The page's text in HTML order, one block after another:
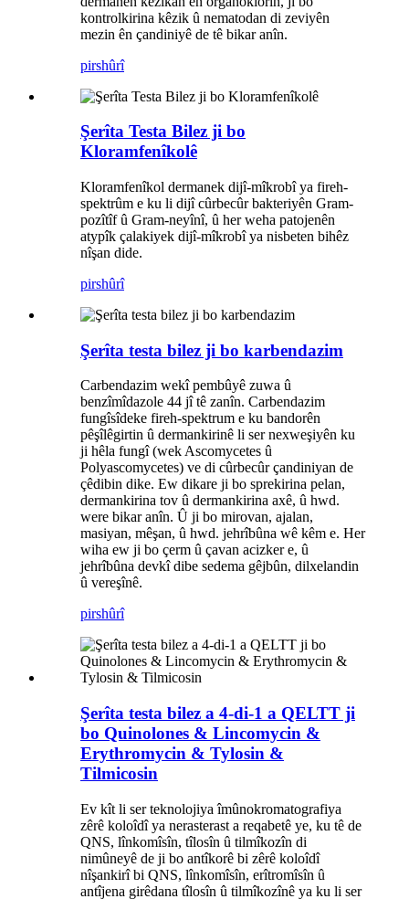
kontrolkirina kêzik û nematodan di zeviyên
mezin ên çandiniyê de tê bikar anîn.
pirshûrî
Şerîta Testa Bilez ji bo
Kloramfenîkolê
Kloramfenîkol dermanek dijî-mîkrobî ya fireh-
spektrûm e ku li dijî cûrbecûr bakteriyên Gram-
pozîtîf û Gram-neyînî, û her weha patojenên
atypîk çalakiyek dijî-mîkrobî ya nisbeten bihêz
nîşan dide.
pirshûrî
Şerîta testa bilez ji bo karbendazim
Carbendazim wekî pembûyê zuwa û
benzîmîdazole 44 jî tê zanîn. Carbendazim
fungîsîdeke fireh-spektrum e ku bandorên
pêşîlêgirtin û dermankirinê li ser nexweşiyên ku
ji hêla fungî (wek Ascomycetes û
Polyascomycetes) ve di cûrbecûr çandiniyan de
çêdibin dike. Ew dikare ji bo sprekirina pelan,
dermankirina tov û dermankirina axê, û hwd.
were bikar anîn. Û ji bo mirovan, ajalan,
masiyan, mêşan, û hwd. jehrîbûna wê kêm e. Her
wiha ew ji bo çerm û çavan acizker e, û
jehrîbûna devkî dibe sedema gêjbûn, dilxelandin
û vereşînê.
pirshûrî
Şerîta testa bilez a 4-di-1 a QELTT ji
bo Quinolones & Lincomycin &
Erythromycin & Tylosin &
Tilmicosin
Ev kît li ser teknolojiya îmûnokromatografiya
zêrê koloîdî ya nerasterast a reqabetê ye, ku tê de
QNS, lînkomîsîn, tîlosîn û tilmîkozîn di
nimûneyê de ji bo antîkorê bi zêrê koloîdî
nîşankirî bi QNS, lînkomîsîn, erîtromîsîn û
antîjena girêdana tîlosîn û tilmîkozînê ya ku li ser